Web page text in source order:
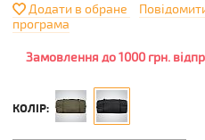
Додати в обране
програма
Замовлення до 1000 грн.
КОЛІР: